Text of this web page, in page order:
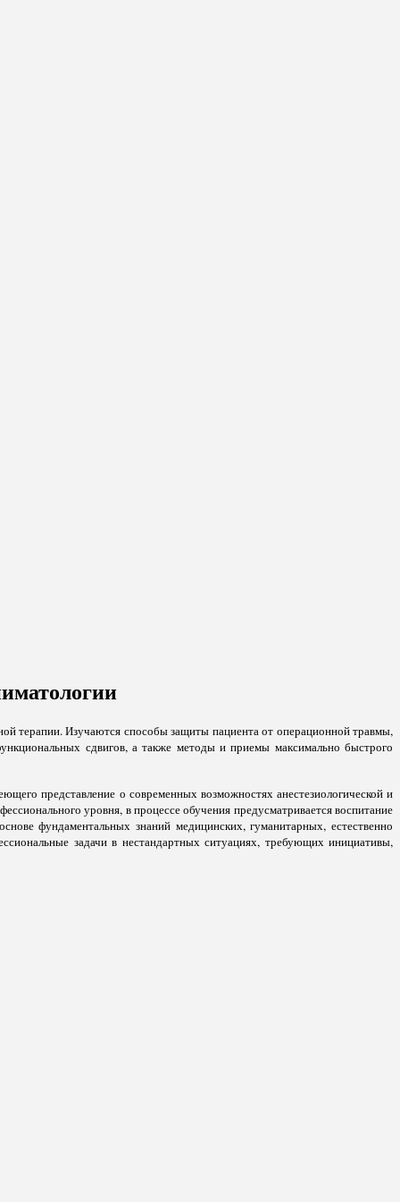
терапии. Изучаются способы защиты пациента от операционной травмы,
сдвигов, а также методы и приемы максимально быстрого
представление о современных возможностях анестезиологической и
уровня, в процессе обучения предусматривается воспитание
фундаментальных знаний медицинских, гуманитарных, естественно
задачи в нестандартных ситуациях, требующих инициативы,